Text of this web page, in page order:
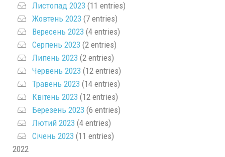
Листопад 2023 (11 entries)
Жовтень 2023 (7 entries)
Вересень 2023 (4 entries)
Серпень 2023 (2 entries)
Липень 2023 (2 entries)
Червень 2023 (12 entries)
Травень 2023 (14 entries)
Квітень 2023 (12 entries)
Березень 2023 (6 entries)
Лютий 2023 (4 entries)
Січень 2023 (11 entries)
2022